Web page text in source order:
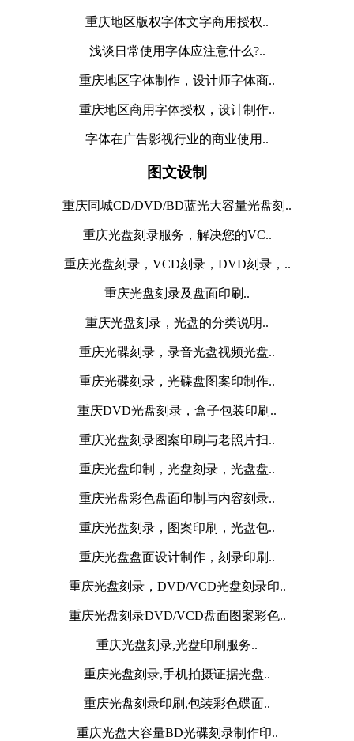
重庆地区版权字体文字商用授权..
浅谈日常使用字体应注意什么?..
重庆地区字体制作，设计师字体商..
重庆地区商用字体授权，设计制作..
字体在广告影视行业的商业使用..
图文设制
重庆同城CD/DVD/BD蓝光大容量光盘刻..
重庆光盘刻录服务，解决您的VC..
重庆光盘刻录，VCD刻录，DVD刻录，..
重庆光盘刻录及盘面印刷..
重庆光盘刻录，光盘的分类说明..
重庆光碟刻录，录音光盘视频光盘..
重庆光碟刻录，光碟盘图案印制作..
重庆DVD光盘刻录，盒子包装印刷..
重庆光盘刻录图案印刷与老照片扫..
重庆光盘印制，光盘刻录，光盘盘..
重庆光盘彩色盘面印制与内容刻录..
重庆光盘刻录，图案印刷，光盘包..
重庆光盘盘面设计制作，刻录印刷..
重庆光盘刻录，DVD/VCD光盘刻录印..
重庆光盘刻录DVD/VCD盘面图案彩色..
重庆光盘刻录,光盘印刷服务..
重庆光盘刻录,手机拍摄证据光盘..
重庆光盘刻录印刷,包装彩色碟面..
重庆光盘大容量BD光碟刻录制作印..